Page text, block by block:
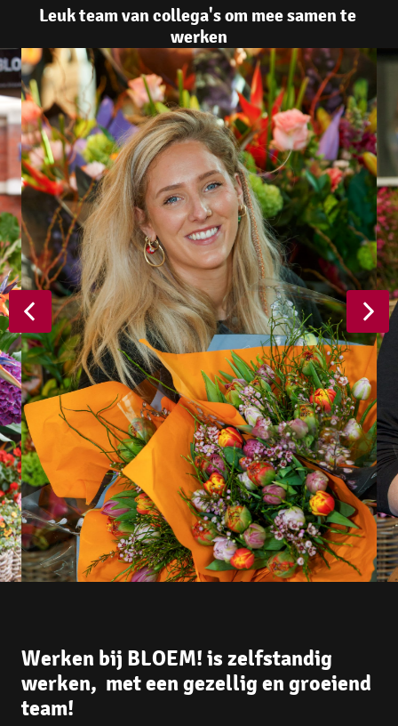
Leuk team van collega's om mee samen te
werken
Werken bij BLOEM! is zelfstandig
werken, met een gezellig en groeiend
team!